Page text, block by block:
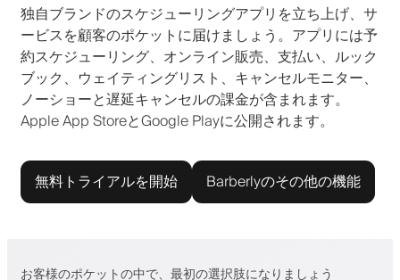
独自ブランドのスケジューリングアプリを立ち上げ、サ
ービスを顧客のポケットに届けましょう。アプリには予
約スケジューリング、オンライン販売、支払い、ルック
ブック、ウェイティングリスト、キャンセルモニター、
ノーショーと遅延キャンセルの課金が含まれます。
Apple App StoreとGoogle Playに公開されます。
無料トライアルを開始 Barberlyのその他の機能
お客様のポケットの中で、最初の選択肢になりましょう